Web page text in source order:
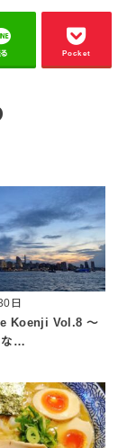
Pocket
日
Koenji Vol.8 〜
な…